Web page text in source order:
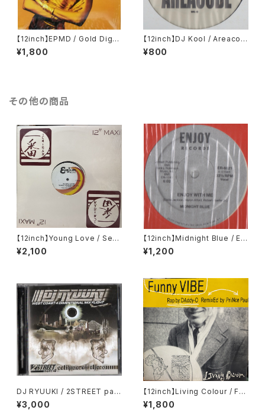
【12inch】EPMD / Gold Digg
er
¥1,800
【12inch】DJ Kool / Areacod
e
¥800
その他の商品
【12inch】Young Love / Sexu
al Healing Rap
¥2,100
【12inch】Midnight Blue / Enj
oy With Me
¥1,200
DJ RYUUKI / 2STREET part.
4 ecipse of the sun
¥3,000
【12inch】Living Colour / Fun
ny Vibe
¥1,800